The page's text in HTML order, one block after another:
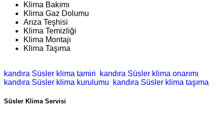
Klima Bakımı
Klima Gaz Dolumu
Arıza Teşhisi
Klima Temizliği
Klima Montajı
Klima Taşıma
kandıra Süsler klima tamiri
kandıra Süsler klima onarımı
kandıra Süsler klima kurulumu
kandıra Süsler klima taşıma
Süsler Klima Servisi